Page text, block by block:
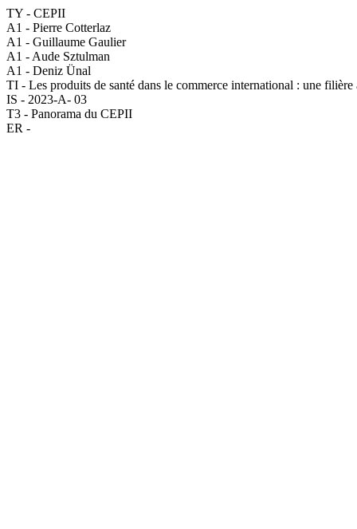
TY - CEPII
A1 - Pierre Cotterlaz
A1 - Guillaume Gaulier
A1 - Aude Sztulman
A1 - Deniz Ünal
TI - Les produits de santé dans le commerce international : une filière
IS - 2023-A- 03
T3 - Panorama du CEPII
ER -